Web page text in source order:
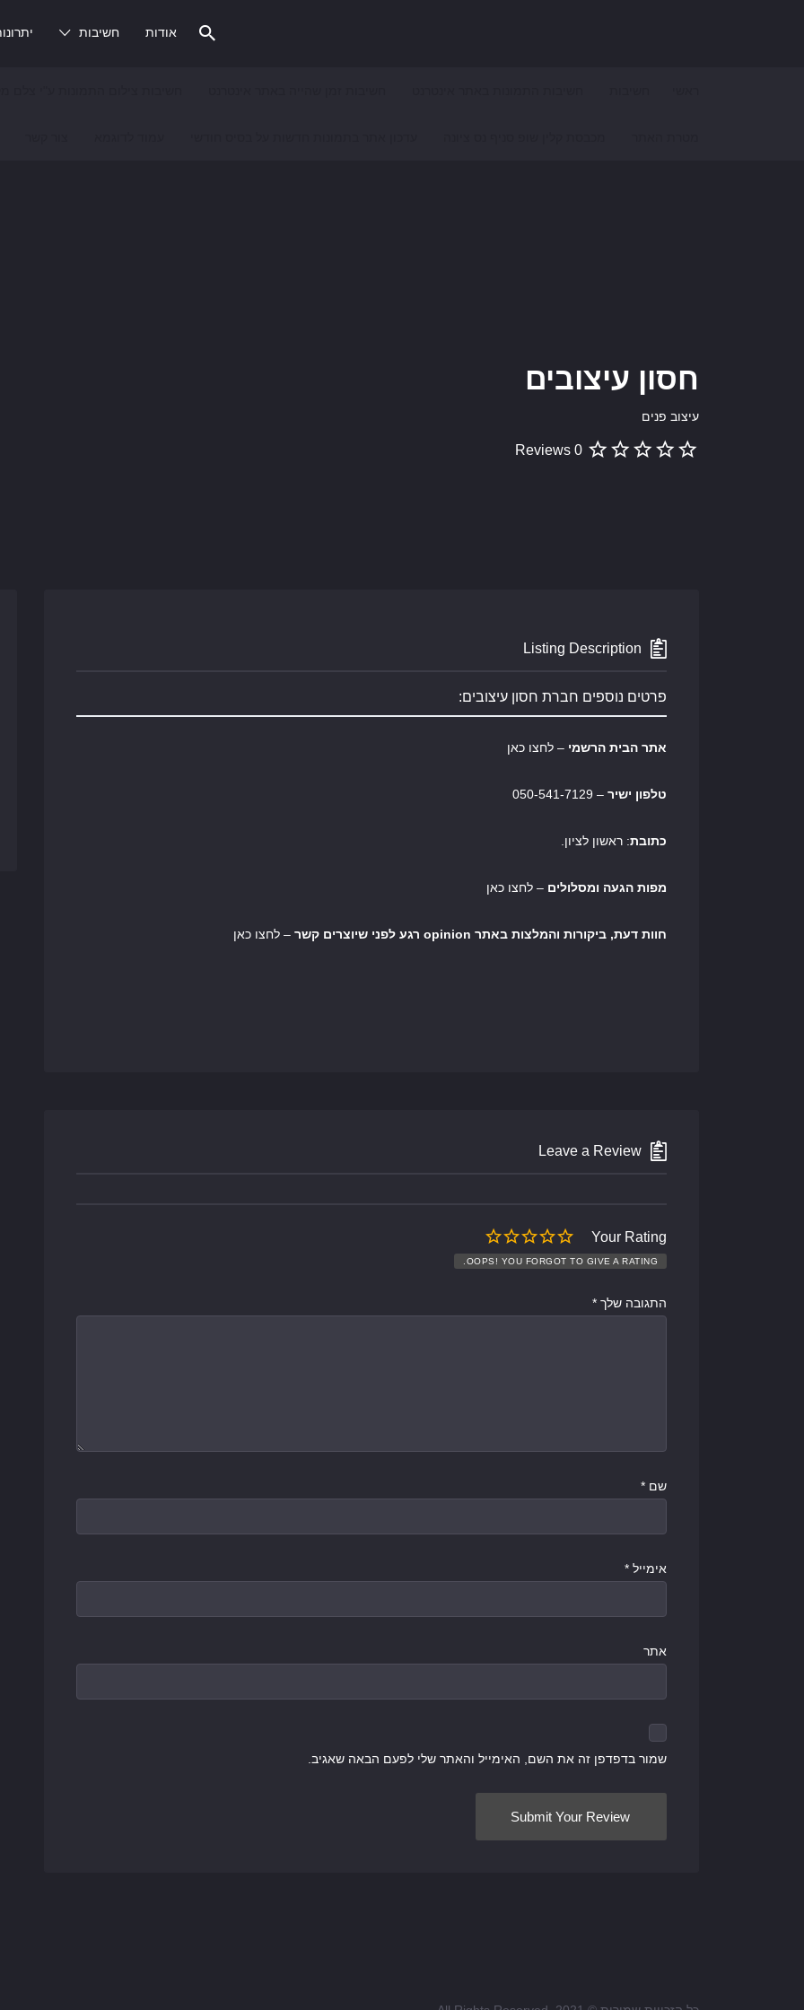
אודות חשיבות
חסון עיצובים
עיצוב פנים
0 Reviews
Listing Description
פרטים נוספים חברת חסון עיצובים:
אתר הבית הרשמי – לחצו כאן
טלפון ישיר – 050-541-7129
כתובת: ראשון לציון.
מפות הגעה ומסלולים – לחצו כאן
חוות דעת, ביקורות והמלצות באתר opinion רגע לפני שיוצרים קשר – לחצו כאן
Leave a Review
Your Rating
OOPS! YOU FORGOT TO GIVE A RATING.
התגובה שלך *
שם *
אימייל *
אתר
שמור בדפדפן זה את השם, האימייל והאתר שלי לפעם הבאה שאגיב.